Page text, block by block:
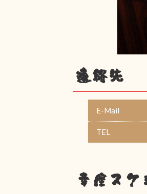
連絡先
E-Mail
TEL
幸座スケ